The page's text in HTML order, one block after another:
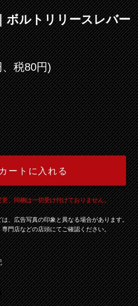
ボルトリリースレバー
税80円)
カートに入れる
、同梱は一切受け付けておりません。
、広告写真の印象と異なる場合があります。
門店などの店頭にてご確認ください。